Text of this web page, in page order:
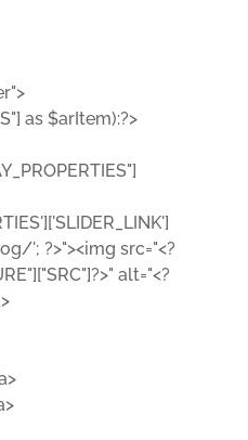
as $arItem):?>
'; ?>"><img src="<?
alt="<?